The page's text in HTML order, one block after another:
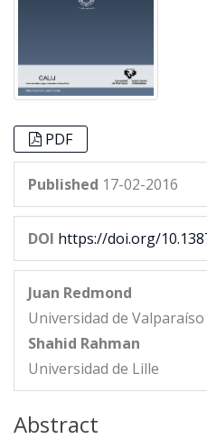
PDF
Published 17-02-2016
DOI https://doi.org/
Juan Redmond
Universidad de Valparaíso
Shahid Rahman
Universidad de Lille
Abstract